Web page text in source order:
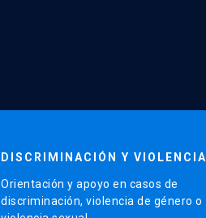
DISCRIMINACIÓN Y VIOLENCIA
Orientación y apoyo en casos de
discriminación, violencia de género o